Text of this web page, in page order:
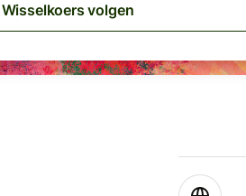
Wisselkoers volgen